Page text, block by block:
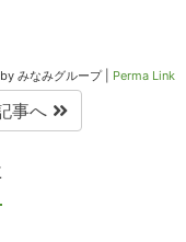
by みなみグループ| Perma Link
事へ